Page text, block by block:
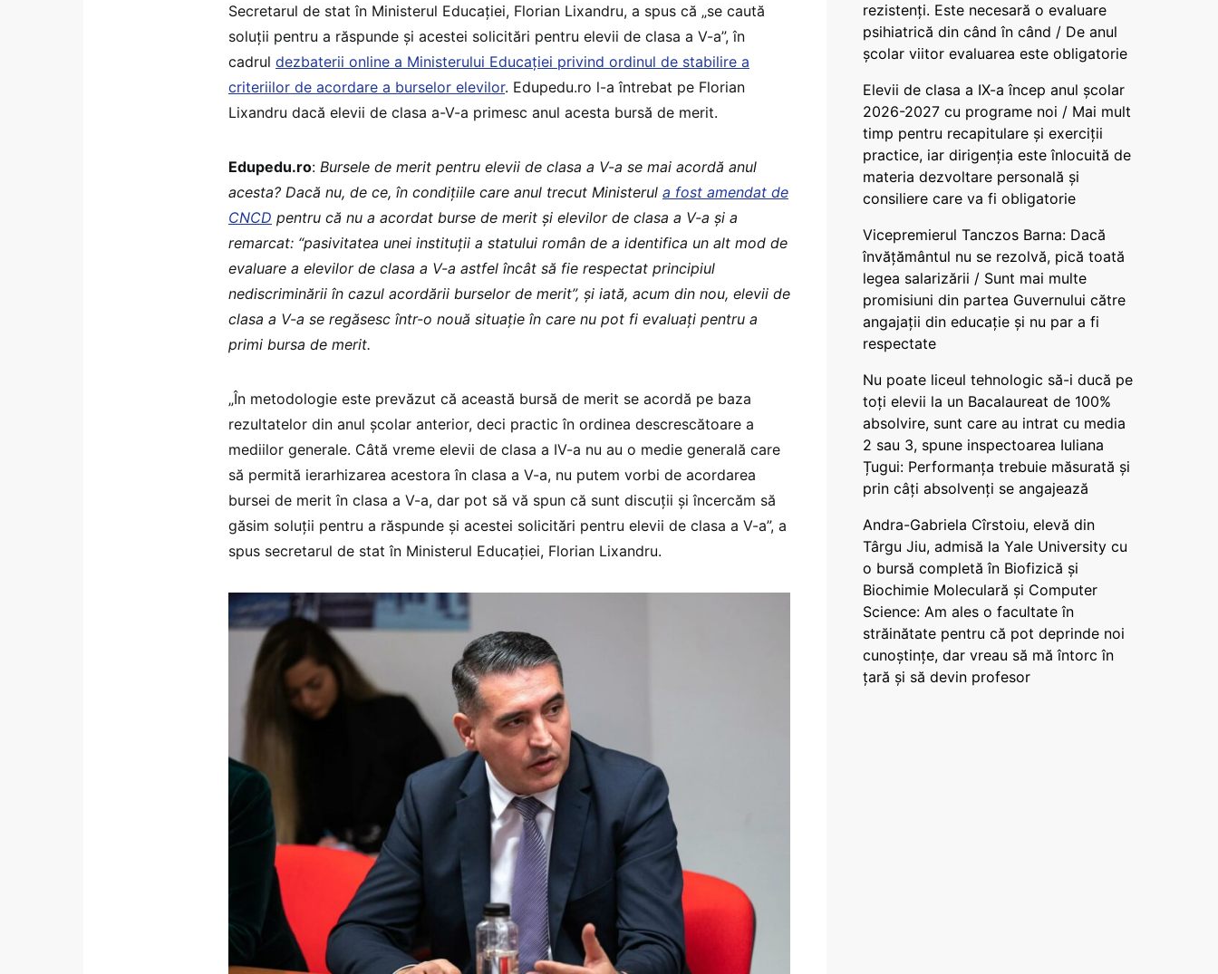
Secretarul de stat în Ministerul Educației, Florian Lixandru, a spus că „se caută
soluții pentru a răspunde și acestei solicitări pentru elevii de clasa a V-a”, în
cadrul dezbaterii online a Ministerului Educației privind ordinul de stabilire a
criteriilor de acordare a burselor elevilor. Edupedu.ro l-a întrebat pe Florian
Lixandru dacă elevii de clasa a-V-a primesc anul acesta bursă de merit.
Edupedu.ro: Bursele de merit pentru elevii de clasa a V-a se mai acordă anul
acesta? Dacă nu, de ce, în condițiile care anul trecut Ministerul a fost amendat de
CNCD pentru că nu a acordat burse de merit și elevilor de clasa a V-a și a
remarcat: “pasivitatea unei instituții a statului român de a identifica un alt mod de
evaluare a elevilor de clasa a V-a astfel încât să fie respectat principiul
nediscriminării în cazul acordării burselor de merit”, și iată, acum din nou, elevii de
clasa a V-a se regăsesc într-o nouă situație în care nu pot fi evaluați pentru a
primi bursa de merit.
„În metodologie este prevăzut că această bursă de merit se acordă pe baza
rezultatelor din anul școlar anterior, deci practic în ordinea descrescătoare a
mediilor generale. Câtă vreme elevii de clasa a IV-a nu au o medie generală care
să permită ierarhizarea acestora în clasa a V-a, nu putem vorbi de acordarea
bursei de merit în clasa a V-a, dar pot să vă spun că sunt discuții și încercăm să
găsim soluții pentru a răspunde și acestei solicitări pentru elevii de clasa a V-a”, a
spus secretarul de stat în Ministerul Educației, Florian Lixandru.
rezistenți. Este necesară o evaluare
psihiatrică din când în când / De anul
școlar viitor evaluarea este obligatorie
Elevii de clasa a IX-a încep anul școlar
2026-2027 cu programe noi / Mai mult
timp pentru recapitulare și exerciții
practice, iar dirigenția este înlocuită de
materia dezvoltare personală și
consiliere care va fi obligatorie
Vicepremierul Tanczos Barna: Dacă
învățământul nu se rezolvă, pică toată
legea salarizării / Sunt mai multe
promisiuni din partea Guvernului către
angajații din educație și nu par a fi
respectate
Nu poate liceul tehnologic să-i ducă pe
toți elevii la un Bacalaureat de 100%
absolvire, sunt care au intrat cu media
2 sau 3, spune inspectoarea Iuliana
Țugui: Performanța trebuie măsurată și
prin câți absolvenți se angajează
Andra-Gabriela Cîrstoiu, elevă din
Târgu Jiu, admisă la Yale University cu
o bursă completă în Biofizică și
Biochimie Moleculară și Computer
Science: Am ales o facultate în
străinătate pentru că pot deprinde noi
cunoștințe, dar vreau să mă întorc în
țară și să devin profesor